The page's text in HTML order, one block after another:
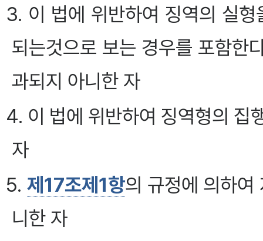
3. 이 법에 위반하여 징역의 실
되는것으로 보는 경우를 포함한
과되지 아니한 자
4. 이 법에 위반하여 징역형의 집
자
5. 제17조제1항의 규정에 의하여
니한 자